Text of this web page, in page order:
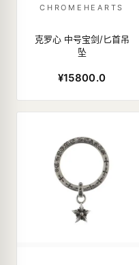
CHROMEHEARTS
克罗心 中号宝剑/匕首吊
坠
¥15800.0